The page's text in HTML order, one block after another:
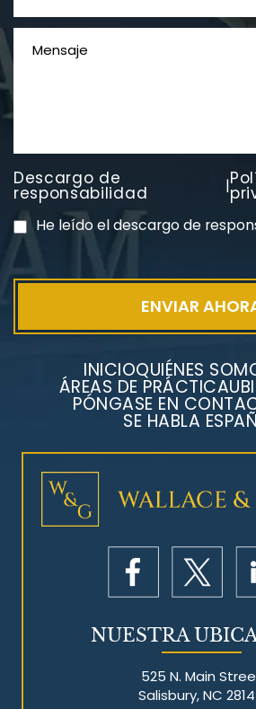
PVC Cloruro de
Exposición
Descargo de
responsabilidad |
He leído el descargo de
INICIOQUIÉNES
ÁREAS DE PRÁCTICA
PÓNGASE EN
SE HABLA
NUESTRA
525 N. Main
Salisbury, NC